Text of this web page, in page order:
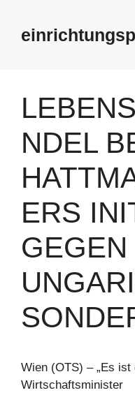
springen
NDEL
RS
EGEN U
Wien (OTS) – „Es
Wirtschaftsminister